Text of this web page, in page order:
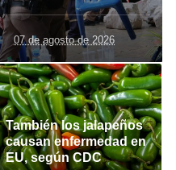
07 de agosto de 2026
También los jalapeños
causan enfermedad en
EU, según CDC